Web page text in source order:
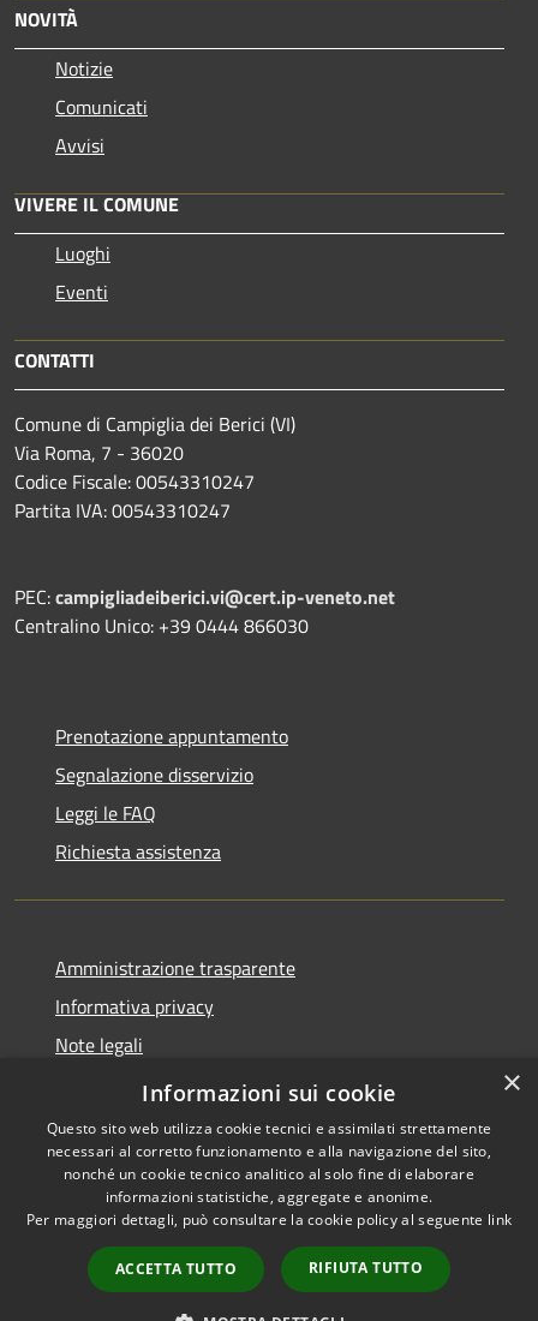
NOVITÀ
Notizie
Comunicati
Avvisi
VIVERE IL COMUNE
Luoghi
Eventi
CONTATTI
Comune di Campiglia dei Berici (VI)
Via Roma, 7 - 36020
Codice Fiscale: 00543310247
Partita IVA: 00543310247
PEC:campigliadeiberici.vi@cert.ip-veneto.net
Centralino Unico: +39 0444 866030
Prenotazione appuntamento
Segnalazione disservizio
Leggi le FAQ
Richiesta assistenza
Amministrazione trasparente
Informativa privacy
Note legali
Dichiarazione di accessibilità
Accessibilità
Copyright © 2026 • Comune di
Campiglia dei Berici • Powered
byMunicipium
Accesso
redazione
×
Informazioni sui cookie
Questo sito web utilizza cookie tecnici e assimilati strettamente
necessari al corretto funzionamento e alla navigazione del sito,
nonché un cookie tecnico analitico al solo fine di elaborare
informazioni statistiche, aggregate e anonime.
Per maggiori dettagli, può consultare la cookie policy al seguente link
ACCETTA TUTTO RIFIUTA TUTTO